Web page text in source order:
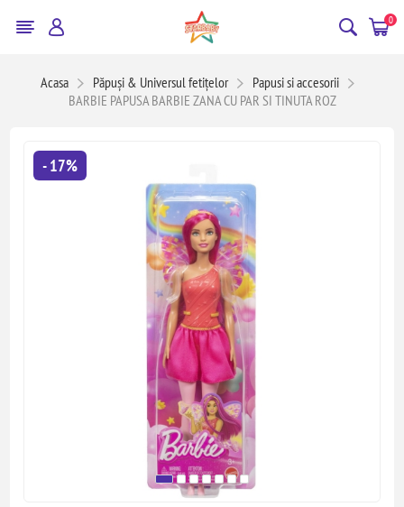
0
Acasa Păpuși & Universul fetițelor
Papusi si accesorii
BARBIE PAPUSA BARBIE ZANA CU PAR SI TINUTA ROZ
- 17%